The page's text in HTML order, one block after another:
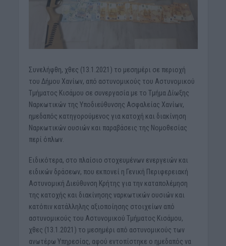
Συνελήφθη, χθες (13.1.2021) το μεσημέρι σε περιοχή
του Δήμου Χανίων, από αστυνομικούς του Αστυνομικού
Τμήματος Κισάμου σε συνεργασία με το Τμήμα Δίωξης
Ναρκωτικών της Υποδιεύθυνσης Ασφαλείας Χανίων,
ημεδαπός κατηγορούμενος για κατοχή και διακίνηση
Ναρκωτικών ουσιών και παραβάσεις της Νομοθεσίας
περί όπλων.
Ειδικότερα, στο πλαίσιο στοχευμένων ενεργειών και
ειδικών δράσεων, που εκπονεί η Γενική Περιφερειακή
Αστυνομική Διεύθυνση Κρήτης για την καταπολέμηση
της κατοχής και διακίνησης ναρκωτικών ουσιών και
κατόπιν κατάλληλης αξιοποίησης στοιχείων από
αστυνομικούς του Αστυνομικού Τμήματος Κισάμου,
χθες (13.1.2021) το μεσημέρι από αστυνομικούς των
ανωτέρω Υπηρεσίας, αφού εντοπίστηκε ο ημεδαπός να